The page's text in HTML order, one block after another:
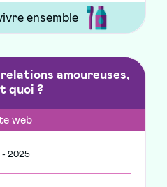
relations amoureuses,
quoi ?
web
- 2025